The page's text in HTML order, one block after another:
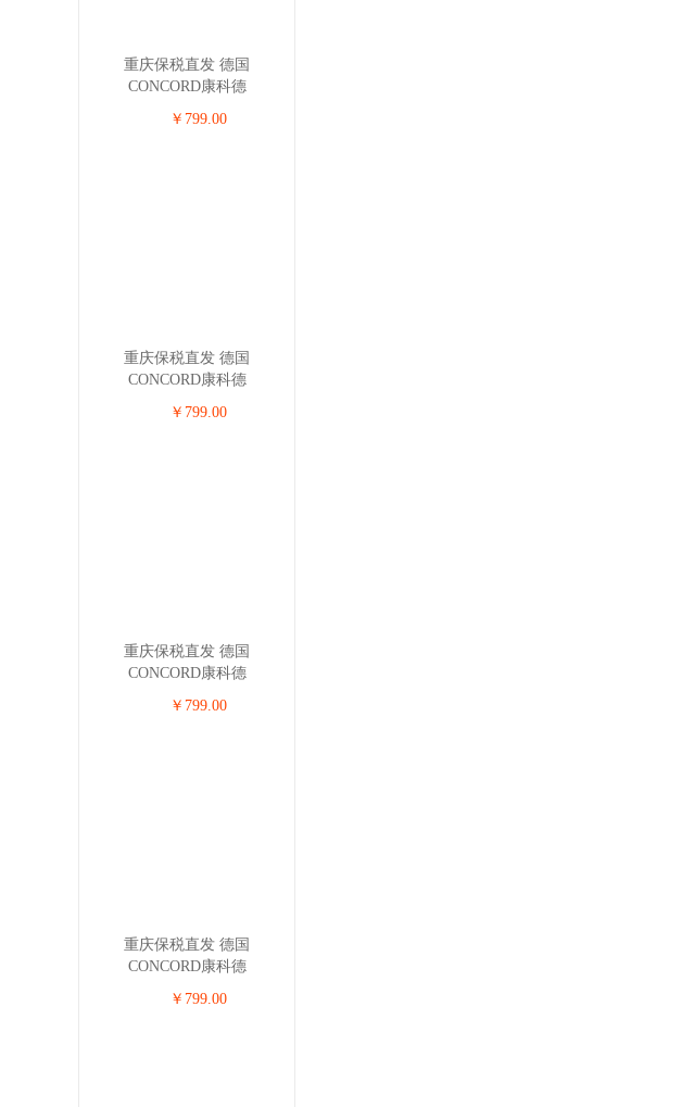
重庆保税直发 德国
CONCORD康科德
￥799.00
重庆保税直发 德国
CONCORD康科德
￥799.00
重庆保税直发 德国
CONCORD康科德
￥799.00
重庆保税直发 德国
CONCORD康科德
￥799.00